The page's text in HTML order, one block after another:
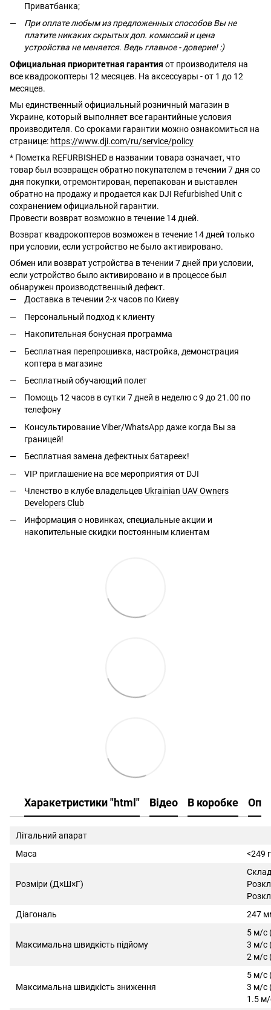
Приватбанка;
При оплате любым из предложенных способов Вы не
платите никаких скрытых доп. комиссий и цена
устройства не меняется. Ведь главное - доверие! :)
Официальная приоритетная гарантия от производителя на
все квадрокоптеры 12 месяцев. На аксессуары - от 1 до 12
месяцев.
Мы единственный официальный розничный магазин в
Украине, который выполняет все гарантийные условия
производителя. Со сроками гарантии можно ознакомиться на
странице: https://www.dji.com/ru/service/policy
* Пометка REFURBISHED в названии товара означает, что
товар был возвращен обратно покупателем в течении 7 дня со
дня покупки, отремонтирован, перепакован и выставлен
обратно на продажу и продается как DJI Refurbished Unit с
сохранением официальной гарантии.
Провести возврат возможно в течение 14 дней.
Возврат квадрокоптеров возможен в течение 14 дней только
при условии, если устройство не было активировано.
Обмен или возврат устройства в течении 7 дней при условии,
если устройство было активировано и в процессе был
обнаружен производственный дефект.
Доставка в течении 2-х часов по Киеву
Персональный подход к клиенту
Накопительная бонусная программа
Бесплатная перепрошивка, настройка, демонстрация
коптера в магазине
Бесплатный обучающий полет
Помощь 12 часов в сутки 7 дней в неделю с 9 до 21.00 по
телефону
Консультирование Viber/WhatsApp даже когда Вы за
границей!
Бесплатная замена дефектных батареек!
VIP приглашение на все мероприятия от DJI
Членство в клубе владельцев Ukrainian UAV Owners
Developers Club
Информация о новинках, специальные акции и
накопительные скидки постоянным клиентам
Харакетристики "html" Відео В коробке
Літальний апарат
Маса
<249
Розміри (Д×Ш×Г)
Діагональ
247
Максимальна швидкість підйому
5 м/с
3 м/с
2 м/с
Максимальна швидкість зниження
5 м/с
3 м/с
1.5